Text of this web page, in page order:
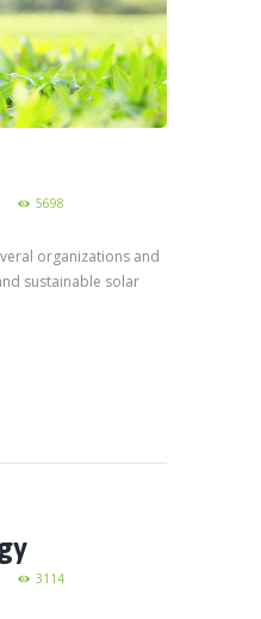
5698
organizations and
sustainable solar
3114